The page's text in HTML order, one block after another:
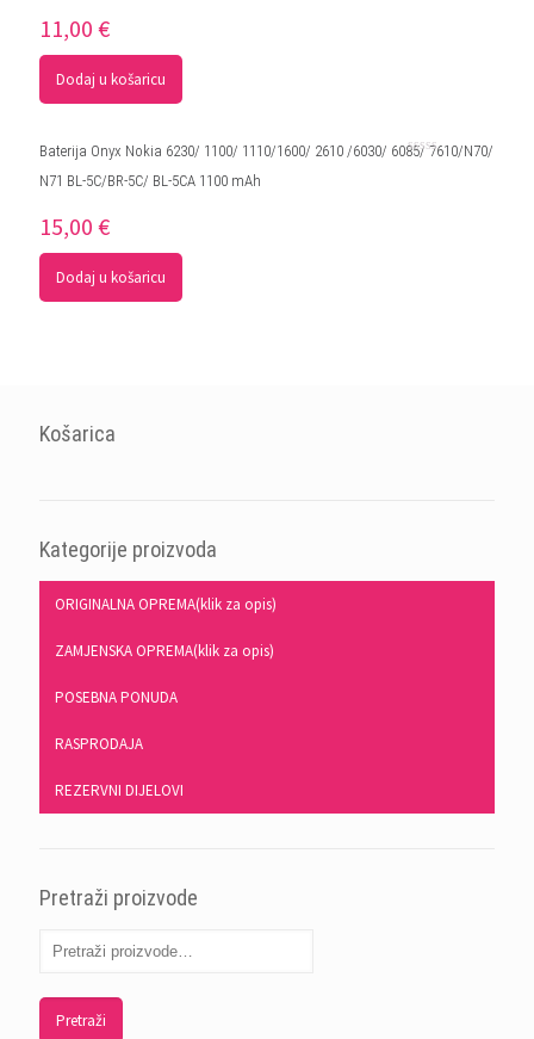
11,00 €
Dodaj u košaricu
Baterija Onyx Nokia 6230/ 1100/ 1110/1600/ 2610 /6030/ 6085/ 7610/N70/
N71 BL-5C/BR-5C/ BL-5CA 1100 mAh
15,00 €
Dodaj u košaricu
Košarica
Kategorije proizvoda
ORIGINALNA OPREMA(klik za opis)
ZAMJENSKA OPREMA(klik za opis)
POSEBNA PONUDA
RASPRODAJA
REZERVNI DIJELOVI
Pretraži proizvode
Pretraži